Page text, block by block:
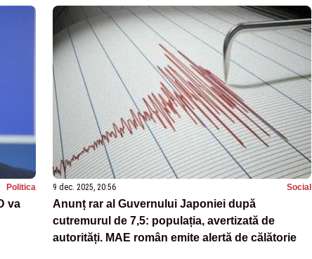
Politica
va
9 dec. 2025, 20:56 Social
Anunț rar al Guvernului Japoniei după
cutremurul de 7,5: populația, avertizată de
autorități. MAE român emite alertă de călătorie